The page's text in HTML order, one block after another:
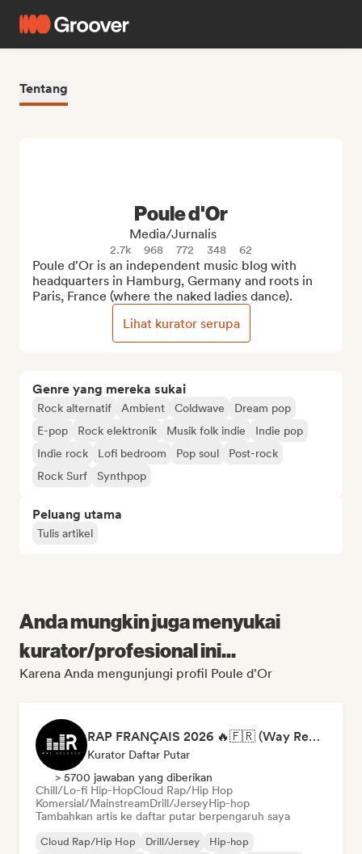
Tentang
Genre yang mereka sukai
Rock alternatif Ambient Coldwave
Dream pop
E-pop
Rock elektronik Musik folk indie
Indie pop
Indie rock
Lofi bedroom Pop soul
Post-rock
Rock Surf
Synthpop
Peluang utama
Tulis artikel
Poule d'Or
Media/Jurnalis
2.7k 968 772 348 62
Poule d'Or is an independent music blog with
headquarters in Hamburg, Germany and roots in
Paris, France (where the naked ladies dance).
Lihat kurator serupa
Anda mungkin juga menyukai
kurator/profesional ini...
Karena Anda mengunjungi profil Poule d'Or
RAP FRANÇAIS 2026 🔥🇫🇷 (Way Records)
Kurator Daftar Putar
> 5700 jawaban yang diberikan
Chill/Lo-fi Hip-HopCloud Rap/Hip Hop
Komersial/MainstreamDrill/JerseyHip-hop
Tambahkan artis ke daftar putar berpengaruh saya
Cloud Rap/Hip Hop Drill/Jersey
Hip-hop